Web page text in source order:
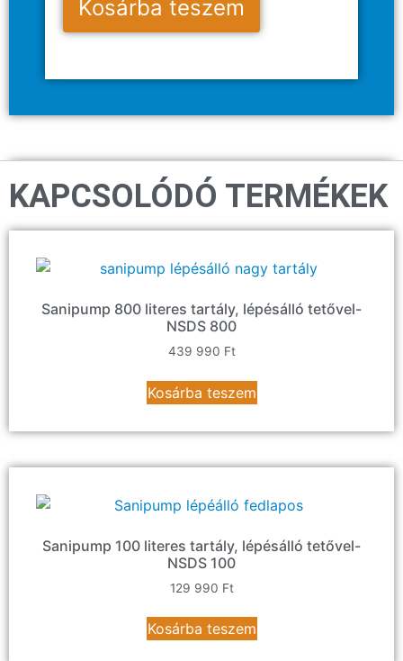
Kosárba teszem
KAPCSOLÓDÓ TERMÉKEK
Sanipump 800 literes tartály, lépésálló tetővel-
NSDS 800
439 990 Ft
Kosárba teszem
Sanipump 100 literes tartály, lépésálló tetővel-
NSDS 100
129 990 Ft
Kosárba teszem